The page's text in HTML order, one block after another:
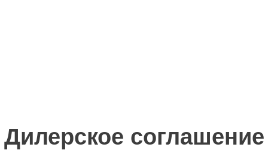
Дилерское соглашение